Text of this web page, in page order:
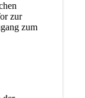
zur
zum